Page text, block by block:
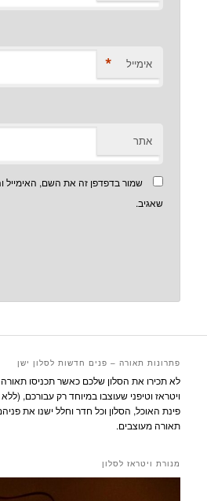
אימייל *
אתר
שמור בדפדפן זה את השם,
שאגיב.
פתרונות תאורה – פנים חדשות לסלון ישן
לא תכירו את הסלון שלכם כאשר תכניסו תאורה
ויטראז וטיפני שעוצבו במיוחד רק עבורכם,
פינת האוכל, הסלון וכל חדר וחלל ישנו את
תאורה מעוצבים.
מנורת ויטראז לסלון